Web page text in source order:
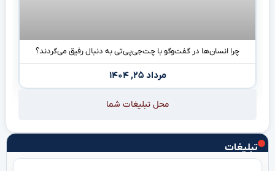
تبلیغات
چرا انسان‌ها در گفت‌وگو با چت‌جی‌پی‌تی به دنبال رفیق می‌گردند؟
مرداد ۲۵, ۱۴۰۴
محل تبلیغات شما